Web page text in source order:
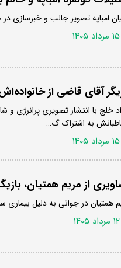
امباپه تصویر جالب و
۱۵ مرداد ۱۴۰۵
آقای قاضی از
خلج با انتشار تصویری پرانرژی
به اشتراک گ…
۱۵ مرداد ۱۴۰۵
از مریم همتیان،
همتیان در جوانی به دلیل
۱۲ مرداد ۱۴۰۵